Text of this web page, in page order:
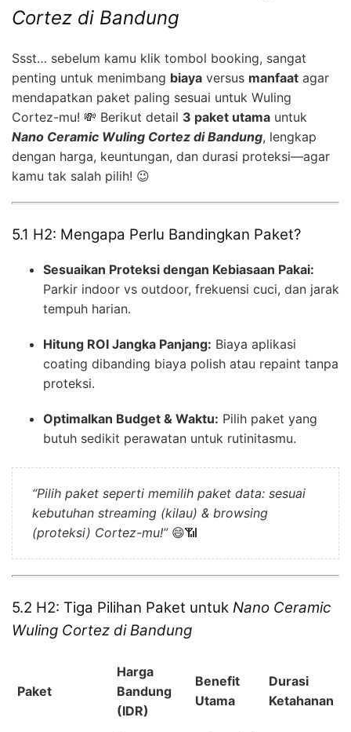
Cortez di Bandung
Ssst… sebelum kamu klik tombol booking, sangat
penting untuk menimbang biaya versus manfaat agar
mendapatkan paket paling sesuai untuk Wuling
Cortez-mu! 💸 Berikut detail 3 paket utama untuk
Nano Ceramic Wuling Cortez di Bandung, lengkap
dengan harga, keuntungan, dan durasi proteksi—agar
kamu tak salah pilih! 😉
5.1 H2: Mengapa Perlu Bandingkan Paket?
Sesuaikan Proteksi dengan Kebiasaan Pakai:
Parkir indoor vs outdoor, frekuensi cuci, dan jarak
tempuh harian.
Hitung ROI Jangka Panjang: Biaya aplikasi
coating dibanding biaya polish atau repaint tanpa
proteksi.
Optimalkan Budget & Waktu: Pilih paket yang
butuh sedikit perawatan untuk rutinitasmu.
“Pilih paket seperti memilih paket data: sesuai
kebutuhan streaming (kilau) & browsing
(proteksi) Cortez-mu!”😄📶
5.2 H2: Tiga Pilihan Paket untuk Nano Ceramic
Wuling Cortez di Bandung
Paket
Harga
Bandung
(IDR)
Benefit
Utama
Durasi
Ketahanan